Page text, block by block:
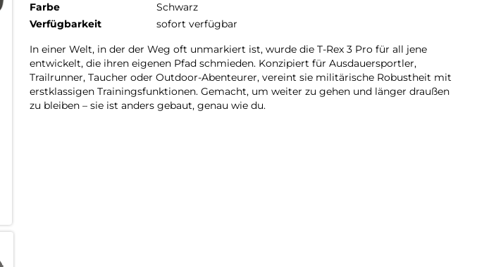
Farbe
Schwarz
Verfügbarkeit
sofort verfügbar
In einer Welt, in der der Weg oft unmarkiert ist, wurde die T-Rex 3 Pro für all jene
entwickelt, die ihren eigenen Pfad schmieden. Konzipiert für Ausdauersportler,
Trailrunner, Taucher oder Outdoor-Abenteurer, vereint sie militärische Robustheit mit
erstklassigen Trainingsfunktionen. Gemacht, um weiter zu gehen und länger draußen
zu bleiben – sie ist anders gebaut, genau wie du.